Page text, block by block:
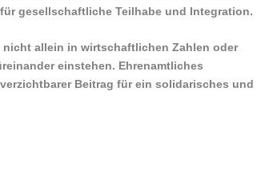
gesellschaftliche Teilhabe und Integration.
nicht allein in wirtschaftlichen Zahlen oder
einstehen. Ehrenamtliches
Beitrag für ein solidarisches und